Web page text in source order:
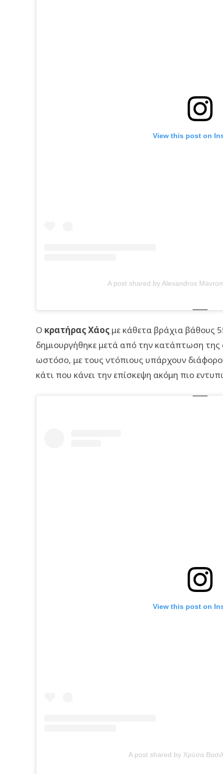
View this post on
A post shared by Alexandros
Ο κρατήρας Χάος με κάθετα βράχια βάθους
δημιουργήθηκε μετά από την κατάπτωση
ωστόσο, με τους ντόπιους υπάρχουν
κάτι που κάνει την επίσκεψη ακόμη πιο
View this post on
A post shared by Χρύσα